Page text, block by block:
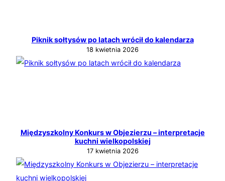
Piknik sołtysów po latach wrócił do kalendarza
18 kwietnia 2026
Międzyszkolny Konkurs w Objezierzu – interpretacje
kuchni wielkopolskiej
17 kwietnia 2026